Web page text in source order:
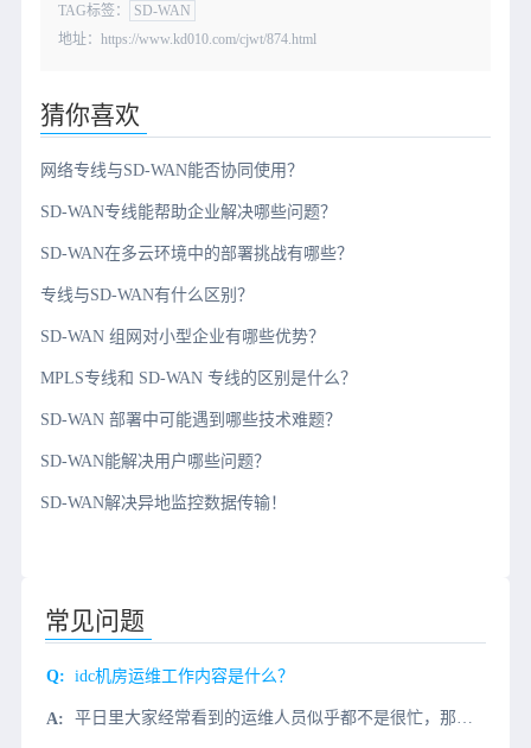
TAG标签：
SD-WAN
地址：https://www.kd010.com/cjwt/874.html
猜你喜欢
网络专线与SD-WAN能否协同使用？
SD-WAN专线能帮助企业解决哪些问题？
SD-WAN在多云环境中的部署挑战有哪些？
专线与SD-WAN有什么区别？
SD-WAN 组网对小型企业有哪些优势？
MPLS专线和 SD-WAN 专线的区别是什么？
SD-WAN 部署中可能遇到哪些技术难题？
SD-WAN能解决用户哪些问题？
SD-WAN解决异地监控数据传输！
常见问题
​idc机房运维工作内容是什么？